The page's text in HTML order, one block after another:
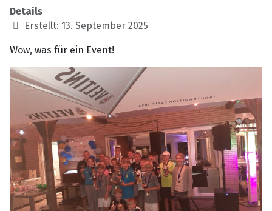
Details
Erstellt: 13. September 2025
Wow, was für ein Event!